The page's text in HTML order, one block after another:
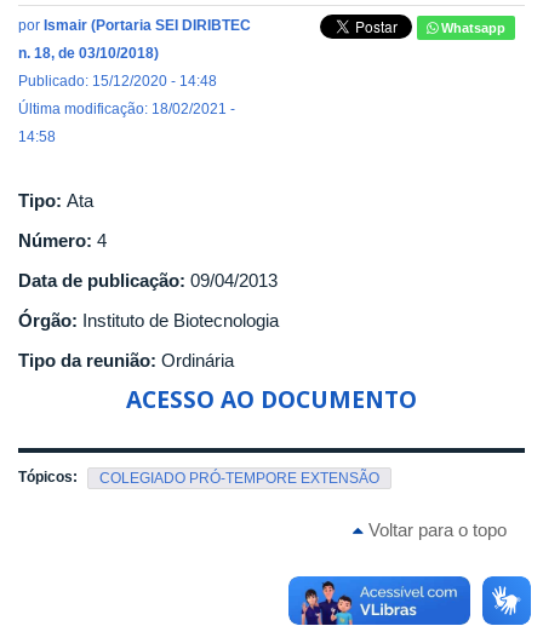
por Ismair (Portaria SEI DIRIBTEC
n. 18, de 03/10/2018)
Publicado: 15/12/2020 - 14:48
Última modificação: 18/02/2021 -
14:58
Whatsapp
Tipo: Ata
Número: 4
Data de publicação: 09/04/2013
Órgão: Instituto de Biotecnologia
Tipo da reunião: Ordinária
ACESSO AO DOCUMENTO
Tópicos: COLEGIADO PRÓ-TEMPORE EXTENSÃO
Voltar para o topo